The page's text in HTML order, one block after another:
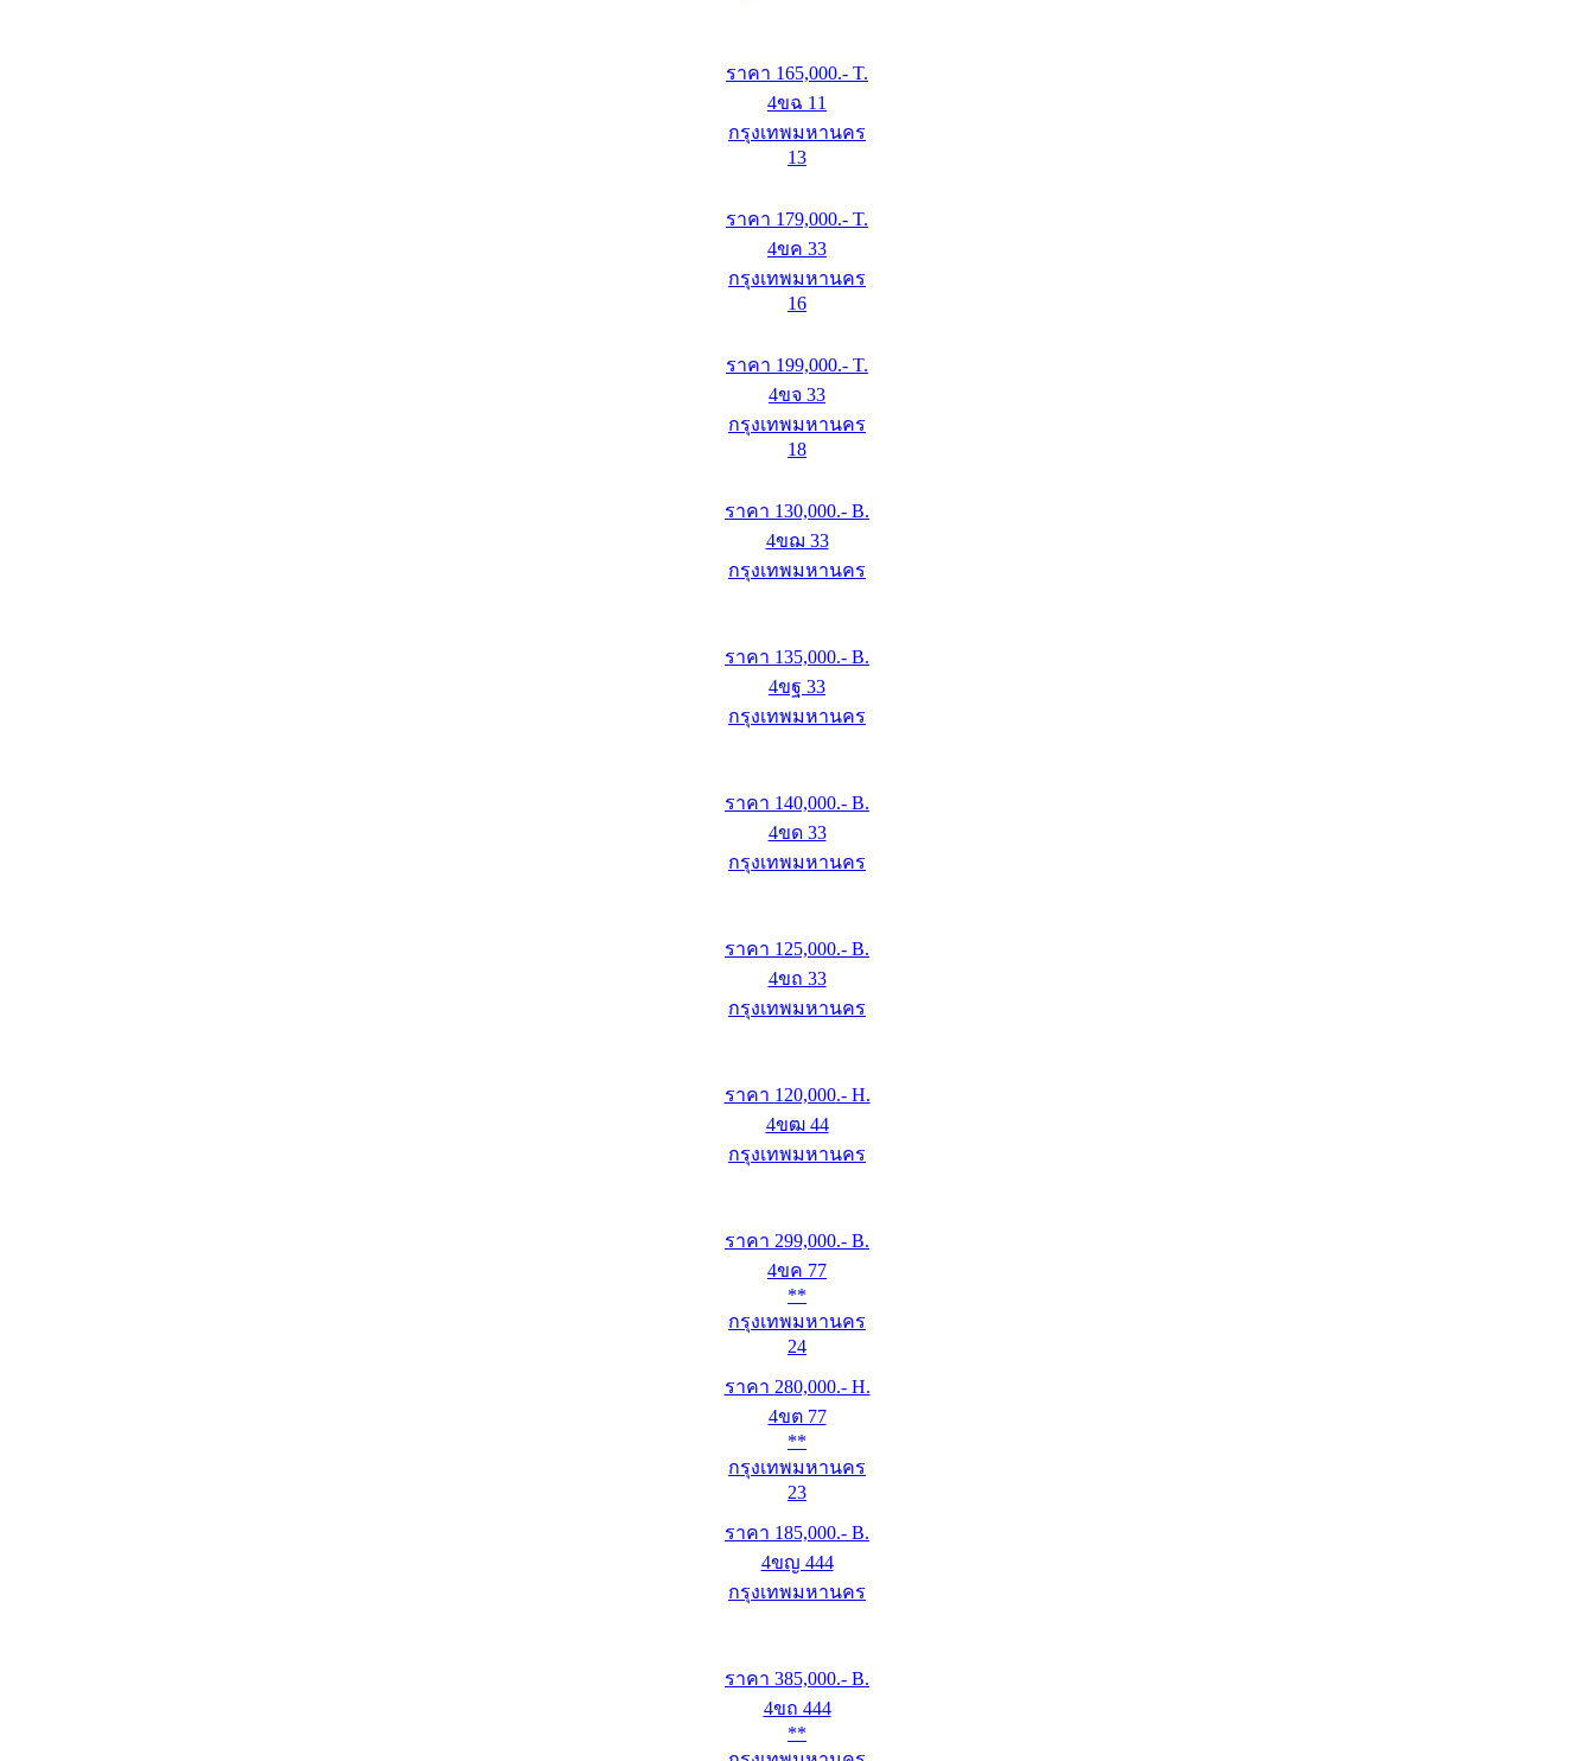
ราคา 165,000.- T.
4ขฉ 11
กรุงเทพมหานคร
13
ราคา 179,000.- T.
4ขค 33
กรุงเทพมหานคร
16
ราคา 199,000.- T.
4ขจ 33
กรุงเทพมหานคร
18
ราคา 130,000.- B.
4ขฌ 33
กรุงเทพมหานคร
ราคา 135,000.- B.
4ขฐ 33
กรุงเทพมหานคร
ราคา 140,000.- B.
4ขด 33
กรุงเทพมหานคร
ราคา 125,000.- B.
4ขถ 33
กรุงเทพมหานคร
ราคา 120,000.- H.
4ขฒ 44
กรุงเทพมหานคร
ราคา 299,000.- B.
4ขค 77
**
กรุงเทพมหานคร
24
ราคา 280,000.- H.
4ขต 77
**
กรุงเทพมหานคร
23
ราคา 185,000.- B.
4ขญ 444
กรุงเทพมหานคร
ราคา 385,000.- B.
4ขถ 444
**